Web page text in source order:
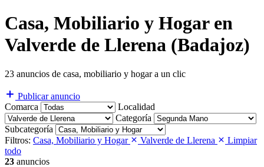
Casa, Mobiliario y Hogar en
Valverde de Llerena (Badajoz)
23 anuncios de casa, mobiliario y hogar a un clic
Publicar anuncio
Comarca
Localidad
Categoría
Subcategoría
Filtros: Casa, Mobiliario y Hogar Valverde de Llerena
Limpiar
todo
23 anuncios